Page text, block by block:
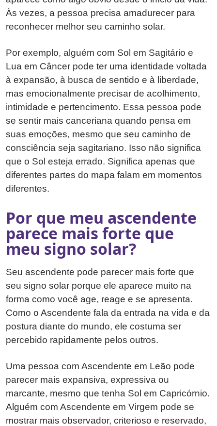
Às vezes, a pessoa precisa amadurecer para
reconhecer melhor seu caminho solar.
Por exemplo, alguém com Sol em Sagitário e
Lua em Câncer pode ter uma identidade voltada
à expansão, à busca de sentido e à liberdade,
mas emocionalmente precisar de acolhimento,
intimidade e pertencimento. Essa pessoa pode
se sentir mais canceriana quando pensa em
suas emoções, mesmo que seu caminho de
consciência seja sagitariano. Isso não significa
que o Sol esteja errado. Significa apenas que
diferentes partes do mapa falam em momentos
diferentes.
Por que meu ascendente
parece mais forte que
meu signo solar?
Seu ascendente pode parecer mais forte que
seu signo solar porque ele aparece muito na
forma como você age, reage e se apresenta.
Como o Ascendente fala da entrada na vida e da
postura diante do mundo, ele costuma ser
percebido rapidamente pelos outros.
Uma pessoa com Ascendente em Leão pode
parecer mais expansiva, expressiva ou
marcante, mesmo que tenha Sol em Capricórnio.
Alguém com Ascendente em Virgem pode se
mostrar mais observador, criterioso e reservado,